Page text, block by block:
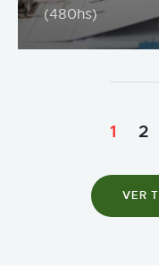
(480hs)
1 2
Last
VER